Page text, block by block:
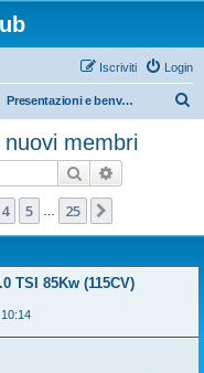
Login
Iscriviti
Presentazioni e benvenuto ai nuovi membri
membri
Cerca
25
4 5 25
TSI 85Kw (115CV)